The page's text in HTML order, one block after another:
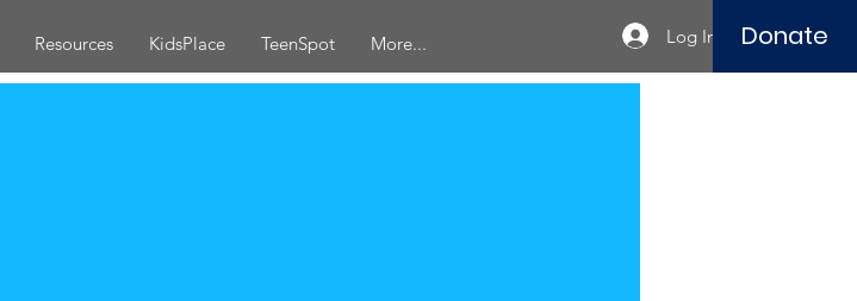
Resources KidsPlace TeenSpot More... Log In Donate